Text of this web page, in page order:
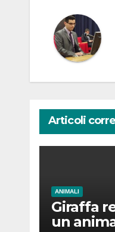
Articoli
ANIMALI
Giraffa
un